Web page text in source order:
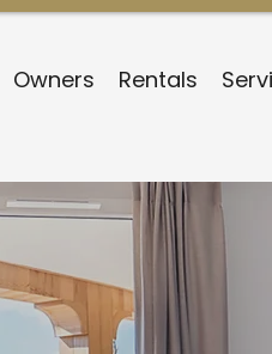
Owners Rentals